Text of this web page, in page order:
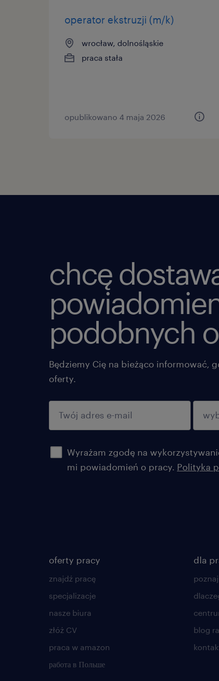
operator ekstruzji (m/k)
wrocław, dolnośląskie
praca stała
opublikowano 4 maja 2026
chcę
podobnych
Będziemy Cię na bieżąco informować,
oferty.
Wyrażam zgodę na
mi powiadomień o pracy. Polityka
potwierdź
oferty pracy
znajdź pracę
specjalizacje
nasze biura
złóż CV
praca w amazon
работа в Польше
dla
blog